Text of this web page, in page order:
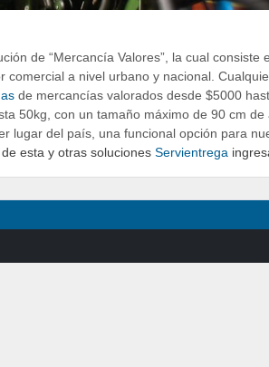
de “Mercancía Valores”, la cual consiste
comercial a nivel urbano y nacional.
de mercancías valorados desde $5000
50kg, con un tamaño máximo de 90 cm
lugar del país, una funcional opción para
esta y otras soluciones Servientrega